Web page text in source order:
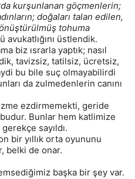
kurşunlanan göçmenlerin;
doğaları talan edilen,
tohuma
üstlendik.
biz ısrarla yaptık; nasıl
tavizsiz, tatilsiz, ücretsiz,
bu bile suç olmayabilirdi
da zulmedenlerin canını
ezdirmemekti, geride
budur. Bunlar hem katlimize
sayıldı.
bir yıllık orta oyununu
belki de onar.
başka bir şey var.